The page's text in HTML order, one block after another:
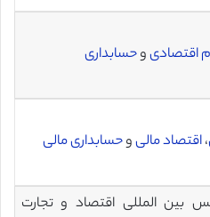
اقتصادیوحسابداری
،اقتصاد مالیوحسابداری مالی
بین المللی اقتصاد و تجارت